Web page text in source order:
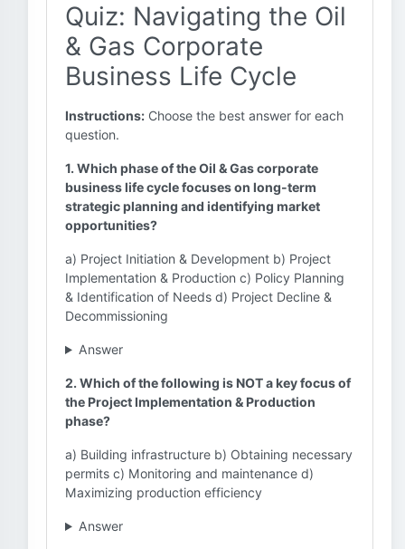
Quiz: Navigating the Oil
& Gas Corporate
Business Life Cycle
Instructions: Choose the best answer for each
question.
1. Which phase of the Oil & Gas corporate
business life cycle focuses on long-term
strategic planning and identifying market
opportunities?
a) Project Initiation & Development b) Project
Implementation & Production c) Policy Planning
& Identification of Needs d) Project Decline &
Decommissioning
Answer
2. Which of the following is NOT a key focus of
the Project Implementation & Production
phase?
a) Building infrastructure b) Obtaining necessary
permits c) Monitoring and maintenance d)
Maximizing production efficiency
Answer